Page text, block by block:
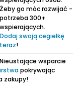
Żeby go móc rozwijać -
potrzeba 300+
wspierających.
Dodaj swoją cegiełkę
teraz!
Nieustające wsparcie
pokrywając
zakupy!